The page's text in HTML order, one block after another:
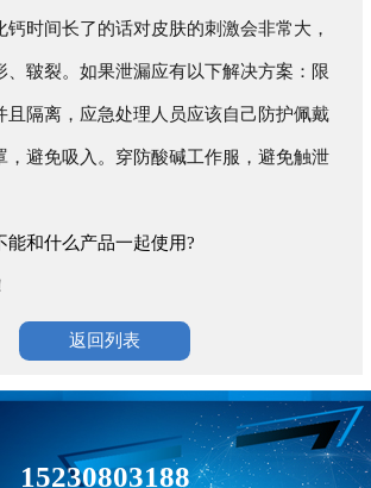
钙时间长了的话对皮肤的刺激会非常大，
、皲裂。如果泄漏应有以下解决方案：限
且隔离，应急处理人员应该自己防护佩戴
，避免吸入。穿防酸碱工作服，避免触泄
能和什么产品一起使用?
返回列表
15230803188